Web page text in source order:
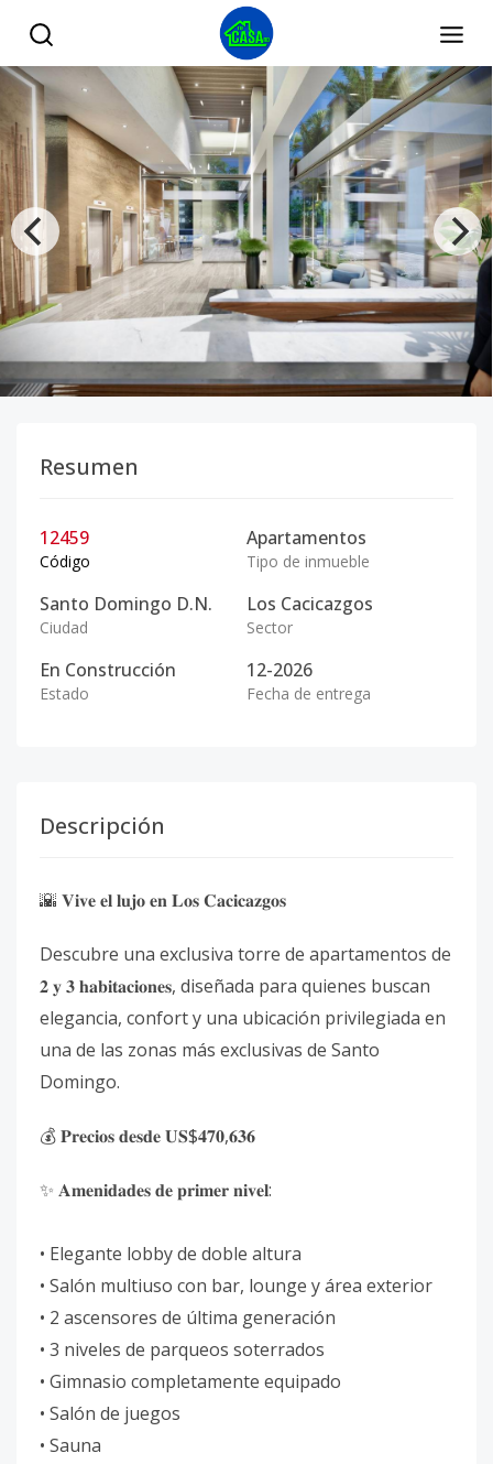
Resumen
12459
Código
Apartamentos
Tipo de inmueble
Santo Domingo D.N.
Ciudad
Los Cacicazgos
Sector
En Construcción
Estado
12-2026
Fecha de entrega
Descripción
🌇 𝐕𝐢𝐯𝐞 𝐞𝐥 𝐥𝐮𝐣𝐨 𝐞𝐧 𝐋𝐨𝐬 𝐂𝐚𝐜𝐢𝐜𝐚𝐳𝐠𝐨𝐬
Descubre una exclusiva torre de apartamentos de
𝟐 𝐲 𝟑 𝐡𝐚𝐛𝐢𝐭𝐚𝐜𝐢𝐨𝐧𝐞𝐬, diseñada para quienes buscan
elegancia, confort y una ubicación privilegiada en
una de las zonas más exclusivas de Santo
Domingo.
💰 𝐏𝐫𝐞𝐜𝐢𝐨𝐬 𝐝𝐞𝐬𝐝𝐞 𝐔𝐒$𝟒𝟕𝟎,𝟔𝟑𝟔
✨ 𝐀𝐦𝐞𝐧𝐢𝐝𝐚𝐝𝐞𝐬 𝐝𝐞 𝐩𝐫𝐢𝐦𝐞𝐫 𝐧𝐢𝐯𝐞𝐥:
• Elegante lobby de doble altura
• Salón multiuso con bar, lounge y área exterior
• 2 ascensores de última generación
• 3 niveles de parqueos soterrados
• Gimnasio completamente equipado
• Salón de juegos
• Sauna
Proyecto de apartamento en Cacicazgos 2 y 3 habitaciones